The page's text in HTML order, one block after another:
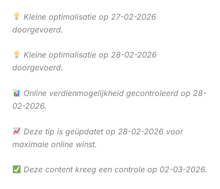
Kleine optimalisatie op 27-02-2026
doorgevoerd.
Kleine optimalisatie op 28-02-2026
doorgevoerd.
Online verdienmogelijkheid gecontroleerd op 28-
02-2026.
Deze tip is geüpdatet op 28-02-2026 voor
maximale online winst.
Deze content kreeg een controle op 02-03-2026.